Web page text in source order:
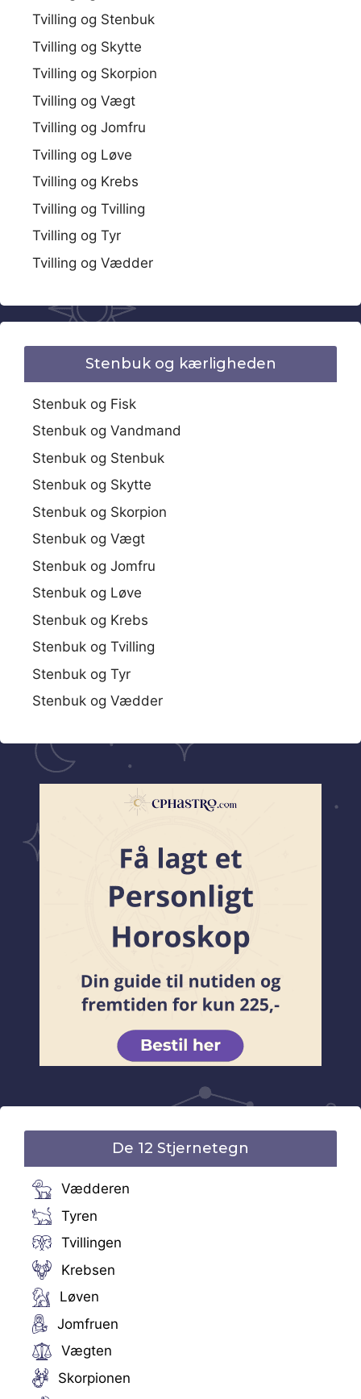
Tvilling og Stenbuk
Tvilling og Skytte
Tvilling og Skorpion
Tvilling og Vægt
Tvilling og Jomfru
Tvilling og Løve
Tvilling og Krebs
Tvilling og Tvilling
Tvilling og Tyr
Tvilling og Vædder
Stenbuk og kærligheden
Stenbuk og Fisk
Stenbuk og Vandmand
Stenbuk og Stenbuk
Stenbuk og Skytte
Stenbuk og Skorpion
Stenbuk og Vægt
Stenbuk og Jomfru
Stenbuk og Løve
Stenbuk og Krebs
Stenbuk og Tvilling
Stenbuk og Tyr
Stenbuk og Vædder
De 12 Stjernetegn
Vædderen
Tyren
Tvillingen
Krebsen
Løven
Jomfruen
Vægten
Skorpionen